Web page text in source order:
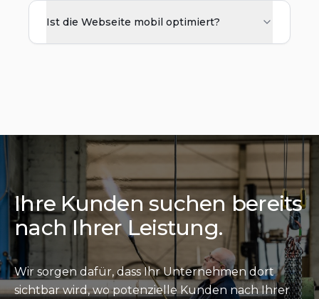
Ist die Webseite mobil optimiert?
Ihre Kunden suchen bereits
nach Ihrer Leistung.
Wir sorgen dafür, dass Ihr Unternehmen dort
sichtbar wird, wo potenzielle Kunden nach Ihrer